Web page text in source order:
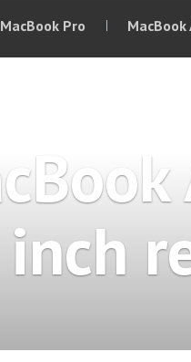
MacBook Pro MacBook